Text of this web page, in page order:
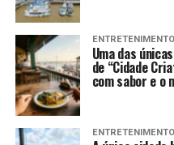
ENTRETENIMENTO
Uma das
de “Cidade
com sabor e o
ENTRETENIMENTO